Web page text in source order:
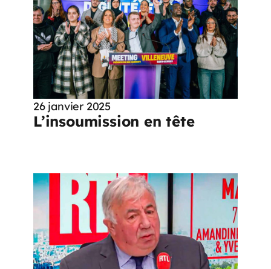
26 janvier 2025
L’insoumission en tête